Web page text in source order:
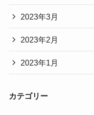
2023年3月
2023年2月
2023年1月
カテゴリー